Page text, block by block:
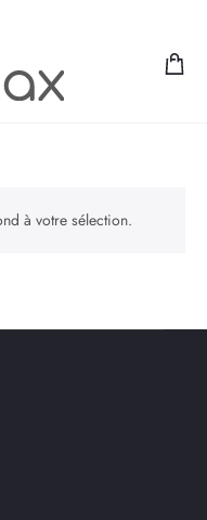
à votre sélection.